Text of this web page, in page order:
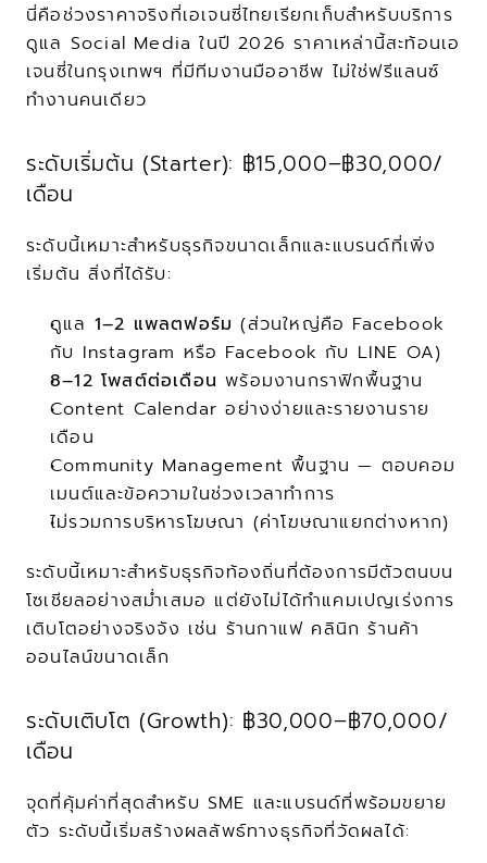
นี่คือช่วงราคาจริงที่เอเจนซี่ไทยเรียกเก็บสำหรับบริการ
ดูแล Social Media ในปี 2026 ราคาเหล่านี้สะท้อนเอ
เจนซี่ในกรุงเทพฯ ที่มีทีมงานมืออาชีพ ไม่ใช่ฟรีแลนซ์
ทำงานคนเดียว
ระดับเริ่มต้น (Starter): ฿15,000–฿30,000/
เดือน
ระดับนี้เหมาะสำหรับธุรกิจขนาดเล็กและแบรนด์ที่เพิ่ง
เริ่มต้น สิ่งที่ได้รับ:
ดูแล 1–2 แพลตฟอร์ม (ส่วนใหญ่คือ Facebook
กับ Instagram หรือ Facebook กับ LINE OA)
8–12 โพสต์ต่อเดือน พร้อมงานกราฟิกพื้นฐาน
Content Calendar อย่างง่ายและรายงานราย
เดือน
Community Management พื้นฐาน — ตอบคอม
เมนต์และข้อความในช่วงเวลาทำการ
ไม่รวมการบริหารโฆษณา (ค่าโฆษณาแยกต่างหาก)
ระดับนี้เหมาะสำหรับธุรกิจท้องถิ่นที่ต้องการมีตัวตนบน
โซเชียลอย่างสม่ำเสมอ แต่ยังไม่ได้ทำแคมเปญเร่งการ
เติบโตอย่างจริงจัง เช่น ร้านกาแฟ คลินิก ร้านค้า
ออนไลน์ขนาดเล็ก
ระดับเติบโต (Growth): ฿30,000–฿70,000/
เดือน
จุดที่คุ้มค่าที่สุดสำหรับ SME และแบรนด์ที่พร้อมขยาย
ตัว ระดับนี้เริ่มสร้างผลลัพธ์ทางธุรกิจที่วัดผลได้: